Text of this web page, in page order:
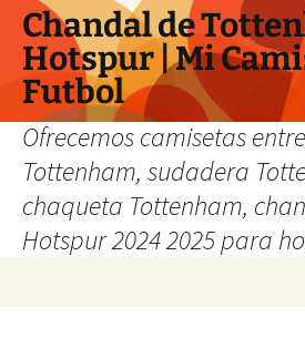
Chandal de
Hotspur | Mi
Futbol
Ofrecemos camisetas
Tottenham, sudadera
chaqueta Tottenham,
Hotspur 2024 2025 para